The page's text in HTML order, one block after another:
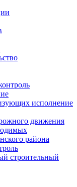
исполнение
движения
района
строительный